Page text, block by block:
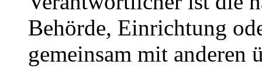
Behörde, Einrichtung
gemeinsam mit